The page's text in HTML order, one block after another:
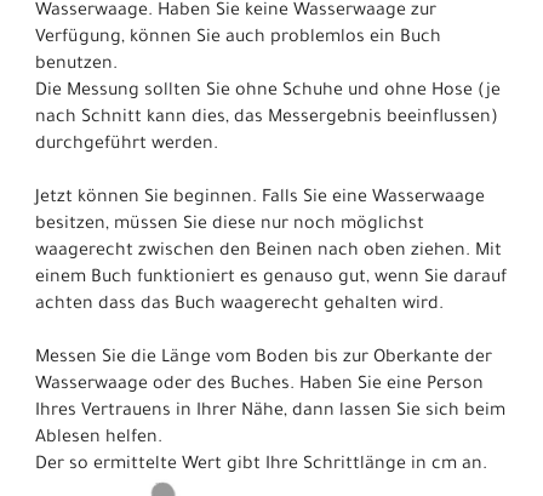
Wasserwaage. Haben Sie keine Wasserwaage zur
Verfügung, können Sie auch problemlos ein Buch
benutzen.
Die Messung sollten Sie ohne Schuhe und ohne Hose (je
nach Schnitt kann dies, das Messergebnis beeinflussen)
durchgeführt werden.
Jetzt können Sie beginnen. Falls Sie eine Wasserwaage
besitzen, müssen Sie diese nur noch möglichst
waagerecht zwischen den Beinen nach oben ziehen. Mit
einem Buch funktioniert es genauso gut, wenn Sie darauf
achten dass das Buch waagerecht gehalten wird.
Messen Sie die Länge vom Boden bis zur Oberkante der
Wasserwaage oder des Buches. Haben Sie eine Person
Ihres Vertrauens in Ihrer Nähe, dann lassen Sie sich beim
Ablesen helfen.
Der so ermittelte Wert gibt Ihre Schrittlänge in cm an.